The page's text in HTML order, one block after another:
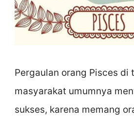
Pergaulan orang Pisces di
masyarakat umumnya
sukses, karena memang